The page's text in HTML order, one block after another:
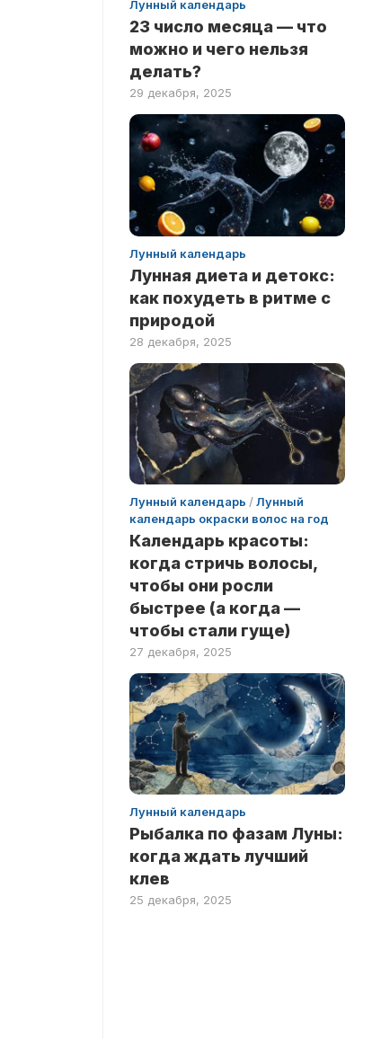
Лунный календарь
23 число месяца — что
можно и чего нельзя
делать?
29 декабря, 2025
Лунный календарь
Лунная диета и детокс:
как похудеть в ритме с
природой
28 декабря, 2025
Лунный календарь /Лунный
календарь окраски волос на год
Календарь красоты:
когда стричь волосы,
чтобы они росли
быстрее (а когда —
чтобы стали гуще)
27 декабря, 2025
Лунный календарь
Рыбалка по фазам Луны:
когда ждать лучший
клев
25 декабря, 2025